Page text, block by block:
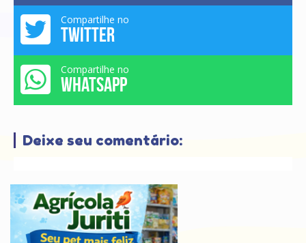
Compartilhe no
TWITTER
Compartilhe no
WHATSAPP
Deixe seu comentário: